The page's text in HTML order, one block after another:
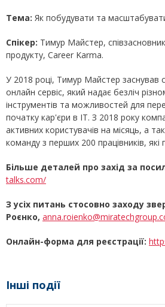
Тема: Як побудувати та
Спікер: Тимур Майстер,
продукту, Career Karma.
У 2018 році, Тимур Майстер заснував
онлайн сервіс, який надає безліч
інструментів та можливостей для
початку кар'єри в IT. З 2018 року
активних користувачів на місяць, а
команду з перших 200 працівників,
Більше деталей про захід за
talks.com/
З усіх питань стосовно заходу
Роєнко,
Онлайн-форма для реєстрації:
Інші події